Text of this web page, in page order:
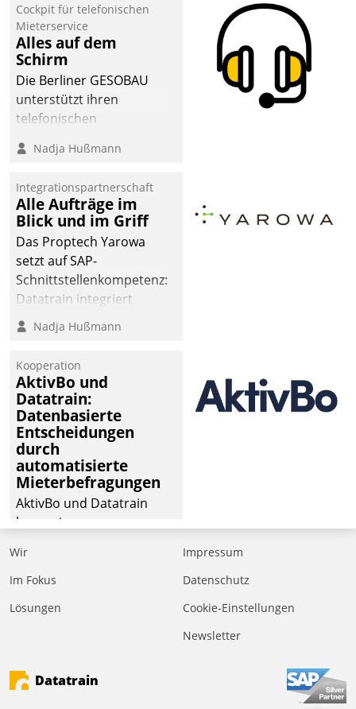
Cockpit für telefonischen
Mieterservice
Alles auf dem
Schirm
Die Berliner GESOBAU
unterstützt ihren
telefonischen
digitalen Cockpit, das
passende Fragen und
Schlagworte auswirft.
Eine intuitive
Dialogführung ermöglicht
dem externen
Serviceteam, Anrufe von
Mietenden zügiger und
effizienter zu bearbeiten.
Nadja Hußmann
Integrationspartnerschaft
Alle Aufträge im
Blick und im Griff
Das Proptech Yarowa
setzt auf SAP-
Schnittstellenkompetenz:
Datatrain integriert
Yarowas Portal zur
Vergabe und Verwaltung
operativen
Instandhaltung in die
SAP-Systemlandschaft
deutscher
Wohnungsunternehmen
– und beschleunigt damit
den Weg vom
Mieteranliegen zum
Dienstleisterauftrag.
Nadja Hußmann
Kooperation
AktivBo und
Datatrain:
Datenbasierte
Entscheidungen
durch
automatisierte
Mieterbefragungen
AktivBo und Datatrain
kooperieren –
profitieren: Die nahtlose
Integration der Lösungen
Datatrain ermöglicht
Mieterbefragungen – eine
starke Grundlage für
Wir
Im Fokus
Lösungen
Impressum
Datenschutz
Cookie-Einstellungen
Newsletter
Datatrain